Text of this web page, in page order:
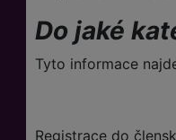
Do jaké
Tyto informace
Registrace do